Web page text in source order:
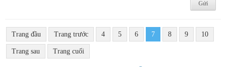
Trang đầu Trang trước 4 5 6 7 8 9 10
Trang sau Trang cuối